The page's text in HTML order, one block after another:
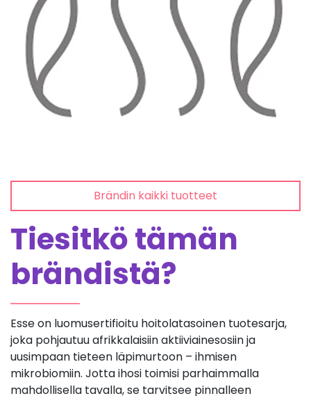
Brändin kaikki tuotteet
Tiesitkö tämän
brändistä?
Esse on luomusertifioitu hoitolatasoinen tuotesarja,
joka pohjautuu afrikkalaisiin aktiiviainesosiin ja
uusimpaan tieteen läpimurtoon – ihmisen
mikrobiomiin. Jotta ihosi toimisi parhaimmalla
mahdollisella tavalla, se tarvitsee pinnalleen